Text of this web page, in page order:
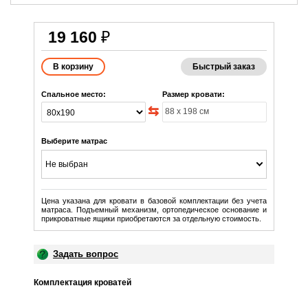
19 160 ₽
Быстрый заказ
Спальное место: Размер кровати:
Выберите матрас
Не выбран
Цена указана для кровати в базовой комплектации без учета
матраса. Подъемный механизм, ортопедическое основание и
прикроватные ящики приобретаются за отдельную стоимость.
Задать вопрос
Комплектация кроватей